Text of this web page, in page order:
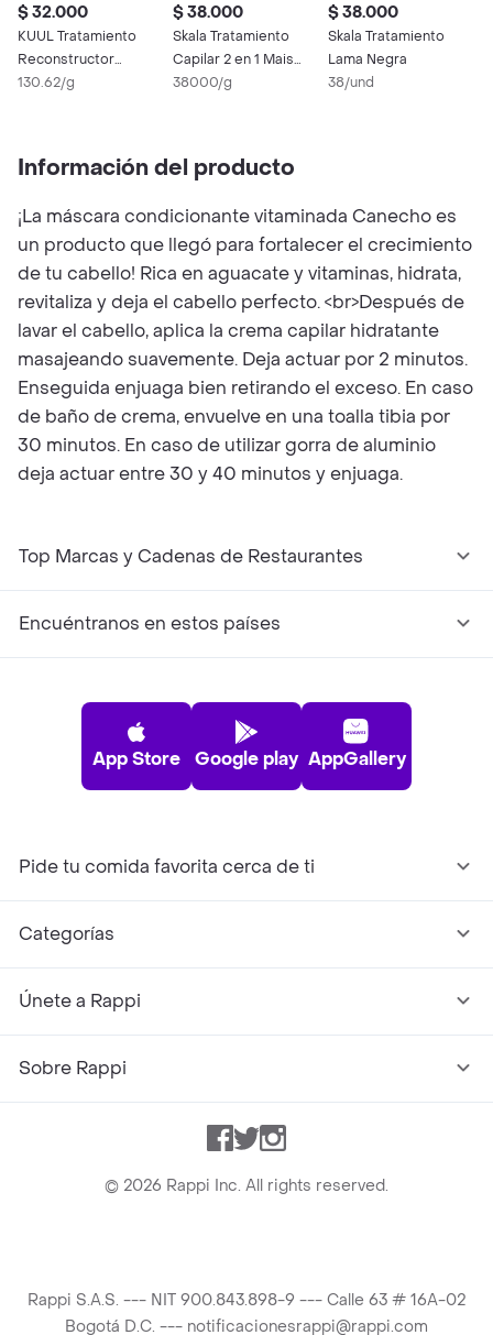
$ 32.000
KUUL Tratamiento
Reconstructor
Extracto Aguacate
130.62/g
$ 38.000
Skala Tratamiento
Capilar 2 en 1 Mais
Cachos
38000/g
$ 38.000
Skala Tratamiento
Lama Negra
38/und
Información del producto
¡La máscara condicionante vitaminada Canecho es
un producto que llegó para fortalecer el crecimiento
de tu cabello! Rica en aguacate y vitaminas, hidrata,
revitaliza y deja el cabello perfecto. <br>Después de
lavar el cabello, aplica la crema capilar hidratante
masajeando suavemente. Deja actuar por 2 minutos.
Enseguida enjuaga bien retirando el exceso. En caso
de baño de crema, envuelve en una toalla tibia por
30 minutos. En caso de utilizar gorra de aluminio
deja actuar entre 30 y 40 minutos y enjuaga.
Top Marcas y Cadenas de Restaurantes
Encuéntranos en estos países
App Store Google play AppGallery
Pide tu comida favorita cerca de ti
Categorías
Únete a Rappi
Sobre Rappi
Facebook
TwitterInstagram
© 2026 Rappi Inc. All rights reserved.
Rappi S.A.S. --- NIT 900.843.898-9 --- Calle 63 # 16A-02
Bogotá D.C. --- notificacionesrappi@rappi.com